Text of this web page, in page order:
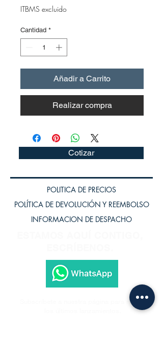
ITBMS excluido
Cantidad *
Añadir a Carrito
Realizar compra
Cotizar
POLITICA DE PRECIOS
POLÍTICA DE DEVOLUCIÓN Y REEMBOLSO
INFORMACION DE DESPACHO
Subscríbete a nuestra página para recibir